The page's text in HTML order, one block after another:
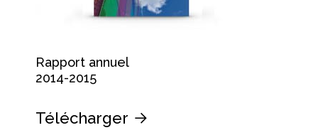
Rapport annuel
2014-2015
Télécharger